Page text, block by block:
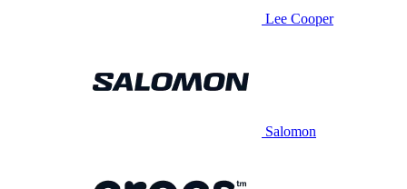
Lee Cooper
Salomon